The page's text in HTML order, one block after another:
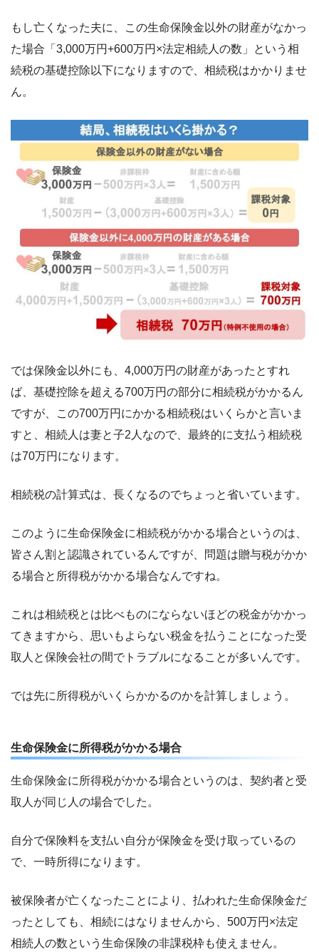
もし亡くなった夫に、この生命保険金以外の財産がなかっ
た場合「3,000万円+600万円×法定相続人の数」という相
続税の基礎控除以下になりますので、相続税はかかりませ
ん。
では保険金以外にも、4,000万円の財産があったとすれ
ば、基礎控除を超える700万円の部分に相続税がかかるん
ですが、この700万円にかかる相続税はいくらかと言いま
すと、相続人は妻と子2人なので、最終的に支払う相続税
は70万円になります。
相続税の計算式は、長くなるのでちょっと省いています。
このように生命保険金に相続税がかかる場合というのは、
皆さん割と認識されているんですが、問題は贈与税がかか
る場合と所得税がかかる場合なんですね。
これは相続税とは比べものにならないほどの税金がかかっ
てきますから、思いもよらない税金を払うことになった受
取人と保険会社の間でトラブルになることが多いんです。
では先に所得税がいくらかかるのかを計算しましょう。
生命保険金に所得税がかかる場合
生命保険金に所得税がかかる場合というのは、契約者と受
取人が同じ人の場合でした。
自分で保険料を支払い自分が保険金を受け取っているの
で、一時所得になります。
被保険者が亡くなったことにより、払われた生命保険金だ
ったとしても、相続にはなりませんから、500万円×法定
相続人の数という生命保険の非課税枠も使えません。